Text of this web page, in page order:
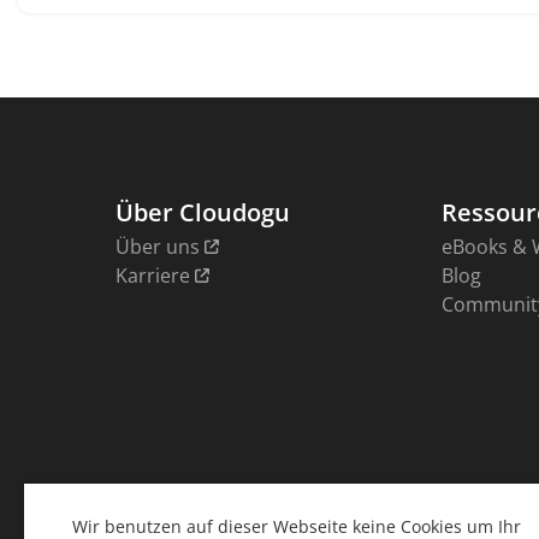
Wir benutzen auf dieser Webseite keine Cookies um Ihr